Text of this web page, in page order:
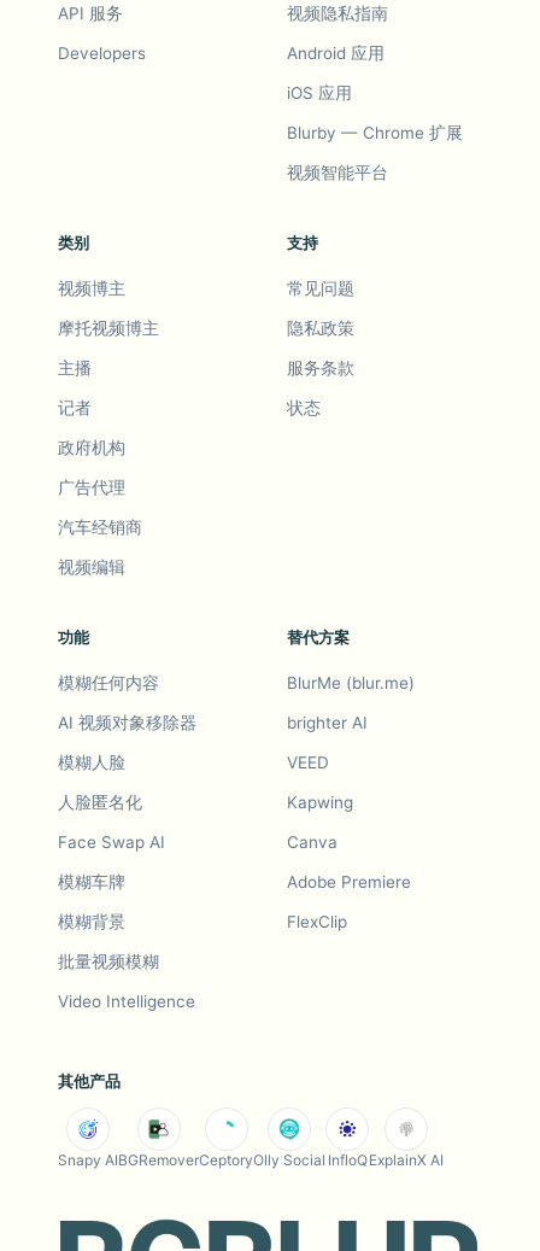
API 服务
Developers
视频隐私指南
Android 应用
iOS 应用
Blurby — Chrome 扩展
视频智能平台
类别
视频博主
摩托视频博主
主播
记者
政府机构
广告代理
汽车经销商
视频编辑
支持
常见问题
隐私政策
服务条款
状态
功能
模糊任何内容
AI 视频对象移除器
模糊人脸
人脸匿名化
Face Swap AI
模糊车牌
模糊背景
批量视频模糊
Video Intelligence
替代方案
BlurMe (blur.me)
brighter AI
VEED
Kapwing
Canva
Adobe Premiere
FlexClip
其他产品
Snapy AIBGRemoverCeptoryOlly Social InfloQExplainX AI